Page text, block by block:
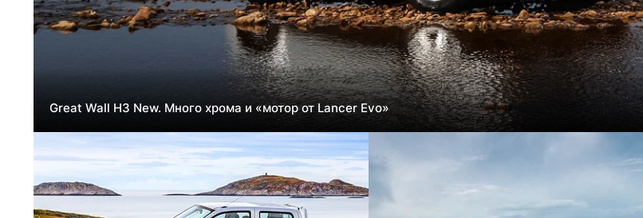
Great Wall H3 New. Много хрома и «мотор от Lancer Evo»